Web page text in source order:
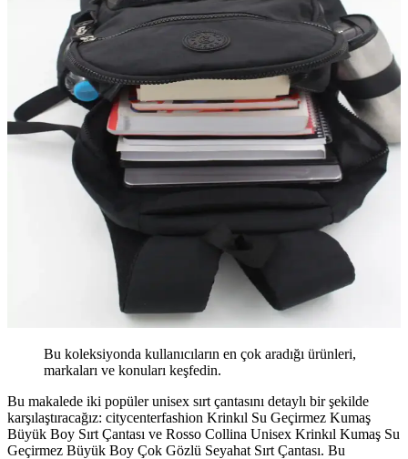
Bu koleksiyonda kullanıcıların en çok aradığı ürünleri,
markaları ve konuları keşfedin.
Bu makalede iki popüler unisex sırt çantasını detaylı bir şekilde
karşılaştıracağız: citycenterfashion Krinkıl Su Geçirmez Kumaş
Büyük Boy Sırt Çantası ve Rosso Collina Unisex Krinkıl Kumaş Su
Geçirmez Büyük Boy Çok Gözlü Seyahat Sırt Çantası. Bu